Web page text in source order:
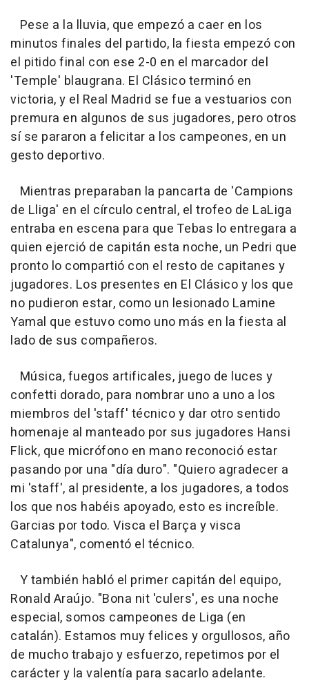
Pese a la lluvia, que empezó a caer en los
minutos finales del partido, la fiesta empezó con
el pitido final con ese 2-0 en el marcador del
'Temple' blaugrana. El Clásico terminó en
victoria, y el Real Madrid se fue a vestuarios con
premura en algunos de sus jugadores, pero otros
sí se pararon a felicitar a los campeones, en un
gesto deportivo.
Mientras preparaban la pancarta de 'Campions
de Lliga' en el círculo central, el trofeo de LaLiga
entraba en escena para que Tebas lo entregara a
quien ejerció de capitán esta noche, un Pedri que
pronto lo compartió con el resto de capitanes y
jugadores. Los presentes en El Clásico y los que
no pudieron estar, como un lesionado Lamine
Yamal que estuvo como uno más en la fiesta al
lado de sus compañeros.
Música, fuegos artificales, juego de luces y
confetti dorado, para nombrar uno a uno a los
miembros del 'staff' técnico y dar otro sentido
homenaje al manteado por sus jugadores Hansi
Flick, que micrófono en mano reconoció estar
pasando por una "día duro". "Quiero agradecer a
mi 'staff', al presidente, a los jugadores, a todos
los que nos habéis apoyado, esto es increíble.
Garcias por todo. Visca el Barça y visca
Catalunya", comentó el técnico.
Y también habló el primer capitán del equipo,
Ronald Araújo. "Bona nit 'culers', es una noche
especial, somos campeones de Liga (en
catalán). Estamos muy felices y orgullosos, año
de mucho trabajo y esfuerzo, repetimos por el
carácter y la valentía para sacarlo adelante.